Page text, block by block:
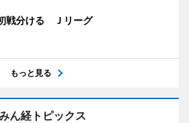
戦分ける Ｊリーグ
もっと見る
ん経トピックス